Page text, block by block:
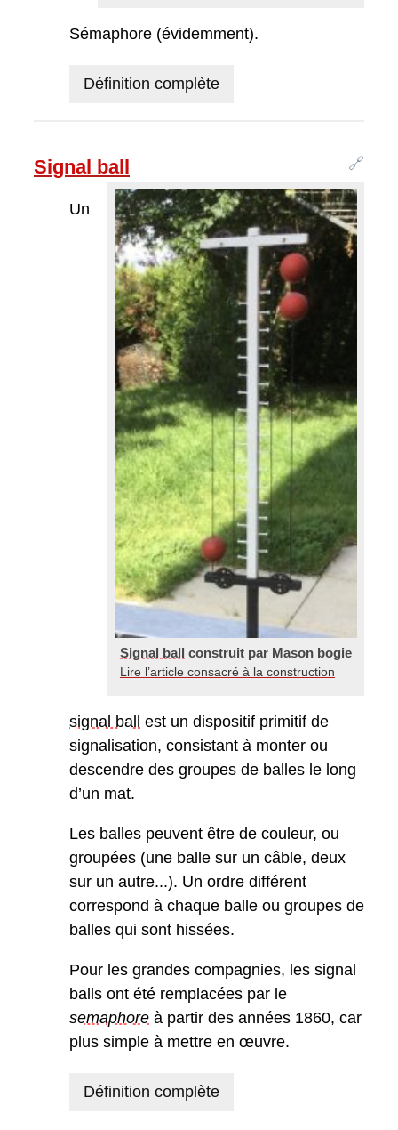
Sémaphore (évidemment).
Définition complète
🔗
Signal ball
Signal ball construit par Mason bogie
Lire l’article consacré à la construction
Un
signal ball
est un dispositif primitif de
signalisation, consistant à monter ou
descendre des groupes de balles le long
d’un mat.
Les balles peuvent être de couleur, ou
groupées (une balle sur un câble, deux
sur un autre...). Un ordre différent
correspond à chaque balle ou groupes de
balles qui sont hissées.
Pour les grandes compagnies, les signal
balls ont été remplacées par le
semaphore à partir des années 1860, car
plus simple à mettre en œuvre.
Définition complète